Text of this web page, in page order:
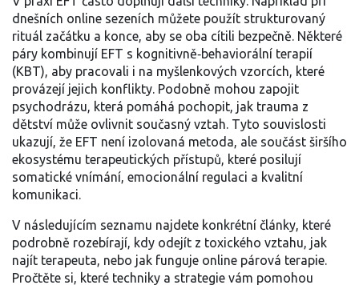
dnešních online sezeních můžete použít strukturovaný
rituál začátku a konce, aby se oba cítili bezpečně. Některé
páry kombinují EFT s kognitivně‑behaviorální terapií
(KBT), aby pracovali i na myšlenkových vzorcích, které
provázejí jejich konflikty. Podobně mohou zapojit
psychodrázu, která pomáhá pochopit, jak trauma z
dětství může ovlivnit současný vztah. Tyto souvislosti
ukazují, že EFT není izolovaná metoda, ale součást širšího
ekosystému terapeutických přístupů, které posilují
somatické vnímání, emocionální regulaci a kvalitní
komunikaci.
V následujícím seznamu najdete konkrétní články, které
podrobně rozebírají, kdy odejít z toxického vztahu, jak
najít terapeuta, nebo jak funguje online párová terapie.
Pročtěte si, které techniky a strategie vám pomohou